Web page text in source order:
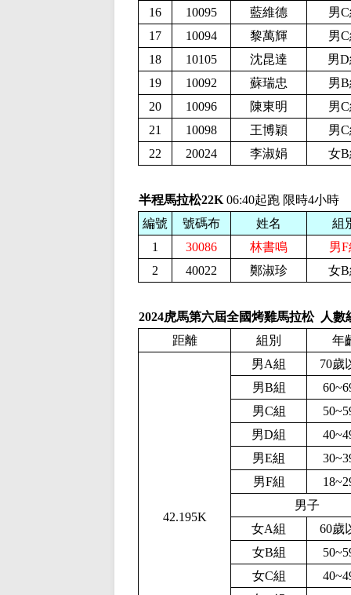
16
10095 藍維德
男
17
10094 黎萬輝
男
18
10105 沈昆達
男
19
10092 蘇瑞忠
男
20
10096 陳東明
男
21
10098 王博穎
男
22
20024 李淑娟 女
半程馬拉松22K 06:40起跑 限時4小時
編號
號碼布 姓名
組
1
30086 林書鳴
男
2
40022 鄭淑珍 女
2024虎馬第六屆全國烤雞馬拉松 人數
距離
組別 年
42.195K
男A組
70歲
男B組
男C組
男D組
男E組
男F組
男子
女A組
60歲
女B組
女C組